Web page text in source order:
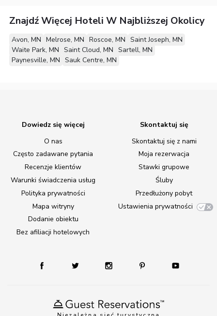
Znajdź Więcej Hoteli W Najbliższej Okolicy
Avon, MN Melrose, MN Roscoe, MN Saint Joseph, MN
Waite Park, MN Saint Cloud, MN Sartell, MN
Paynesville, MN Sauk Centre, MN
Dowiedz się więcej
O nas
Często zadawane pytania
Recenzje klientów
Warunki świadczenia usług
Polityka prywatności
Mapa witryny
Dodanie obiektu
Bez afiliacji hotelowych
Skontaktuj się
Skontaktuj się z nami
Moja rezerwacja
Stawki grupowe
Śluby
Przedłużony pobyt
Ustawienia prywatności